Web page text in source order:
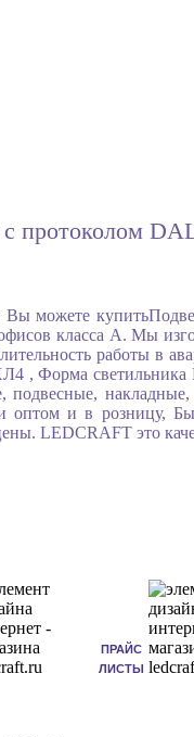
протоколом
Вы можете
класса А. Мы
работы в
, Форма
подвесные,
и в розницу,
LEDCRAFT это
ПРАЙС
ЛИСТЫ